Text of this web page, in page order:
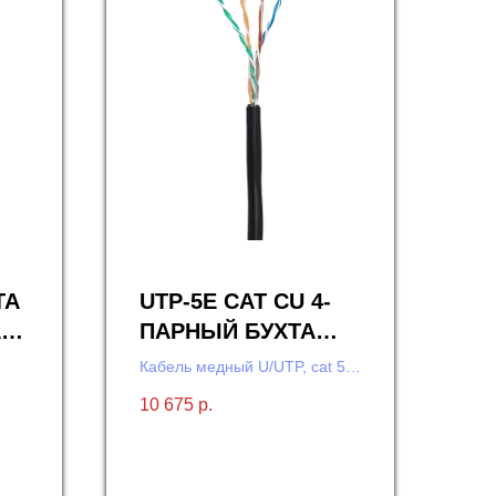
UTP-5E CAT CU 4-
ПАРНЫЙ БУХТА
305М ВИТАЯ ПАРА
КАБЕЛЬ - 40С
Кабель медный U/UTP, cat 5е,
прокладки
10 675 р.